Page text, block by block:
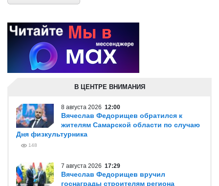
В ЦЕНТРЕ ВНИМАНИЯ
8 августа 2026 12:00
Вячеслав Федорищев обратился к
жителям Самарской области по случаю
Дня физкультурника
148
7 августа 2026 17:29
Вячеслав Федорищев вручил
госнаграды строителям региона